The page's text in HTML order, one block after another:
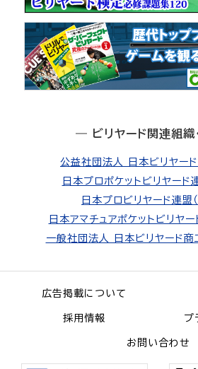
― ビリヤード関連組織
公益社団法人 日本ビリヤード
日本プロポケットビリヤード
日本プロビリヤード連盟
日本アマチュアポケットビリヤー
一般社団法人 日本ビリヤード商
広告掲載について
採用情報 プ
お問い合わせ